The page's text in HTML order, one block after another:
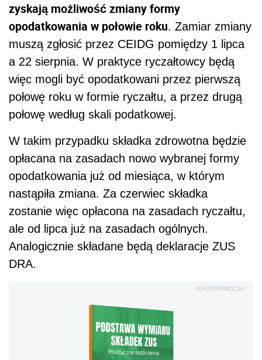
zyskają możliwość zmiany formy
opodatkowania w połowie roku. Zamiar zmiany
muszą zgłosić przez CEIDG pomiędzy 1 lipca
a 22 sierpnia. W praktyce ryczałtowcy będą
więc mogli być opodatkowani przez pierwszą
połowę roku w formie ryczałtu, a przez drugą
połowę według skali podatkowej.
W takim przypadku składka zdrowotna będzie
opłacana na zasadach nowo wybranej formy
opodatkowania już od miesiąca, w którym
nastąpiła zmiana. Za czerwiec składka
zostanie więc opłacona na zasadach ryczałtu,
ale od lipca już na zasadach ogólnych.
Analogicznie składane będą deklaracje ZUS
DRA.
AUTOPROMOCJA